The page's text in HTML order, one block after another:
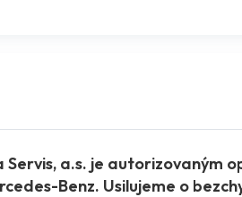
Servis, a.s. je autorizovaným
Benz. Usilujeme o